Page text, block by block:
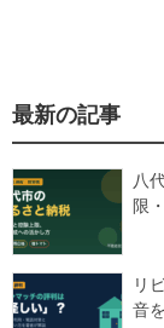
最新の記事
八
限
リ
音